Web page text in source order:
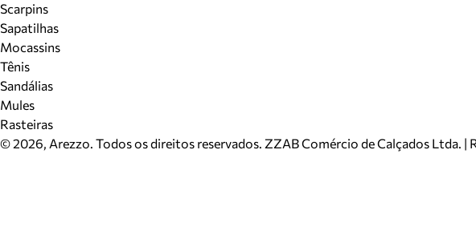
Scarpins
Sapatilhas
Mocassins
Tênis
Sandálias
Mules
Rasteiras
©2026, Arezzo. Todos os direitos reservados. ZZAB Comércio de Calçados Ltda. |